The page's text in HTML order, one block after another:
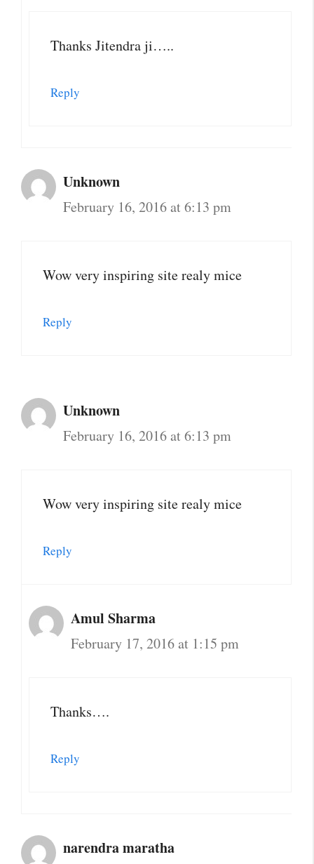
Thanks Jitendra ji…..
Reply
Unknown
February 16, 2016 at 6:13 pm
Wow very inspiring site realy mice
Reply
Unknown
February 16, 2016 at 6:13 pm
Wow very inspiring site realy mice
Reply
Amul Sharma
February 17, 2016 at 1:15 pm
Thanks….
Reply
narendra maratha